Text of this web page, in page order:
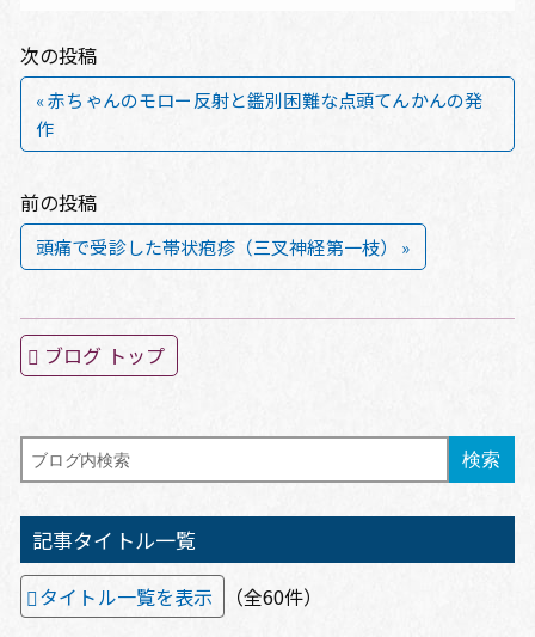
次の投稿
« 赤ちゃんのモロー反射と鑑別困難な点頭てんかんの発
作
前の投稿
頭痛で受診した帯状疱疹（三叉神経第一枝） »
ブログ トップ
記事タイトル一覧
タイトル一覧を表示 （全60件）